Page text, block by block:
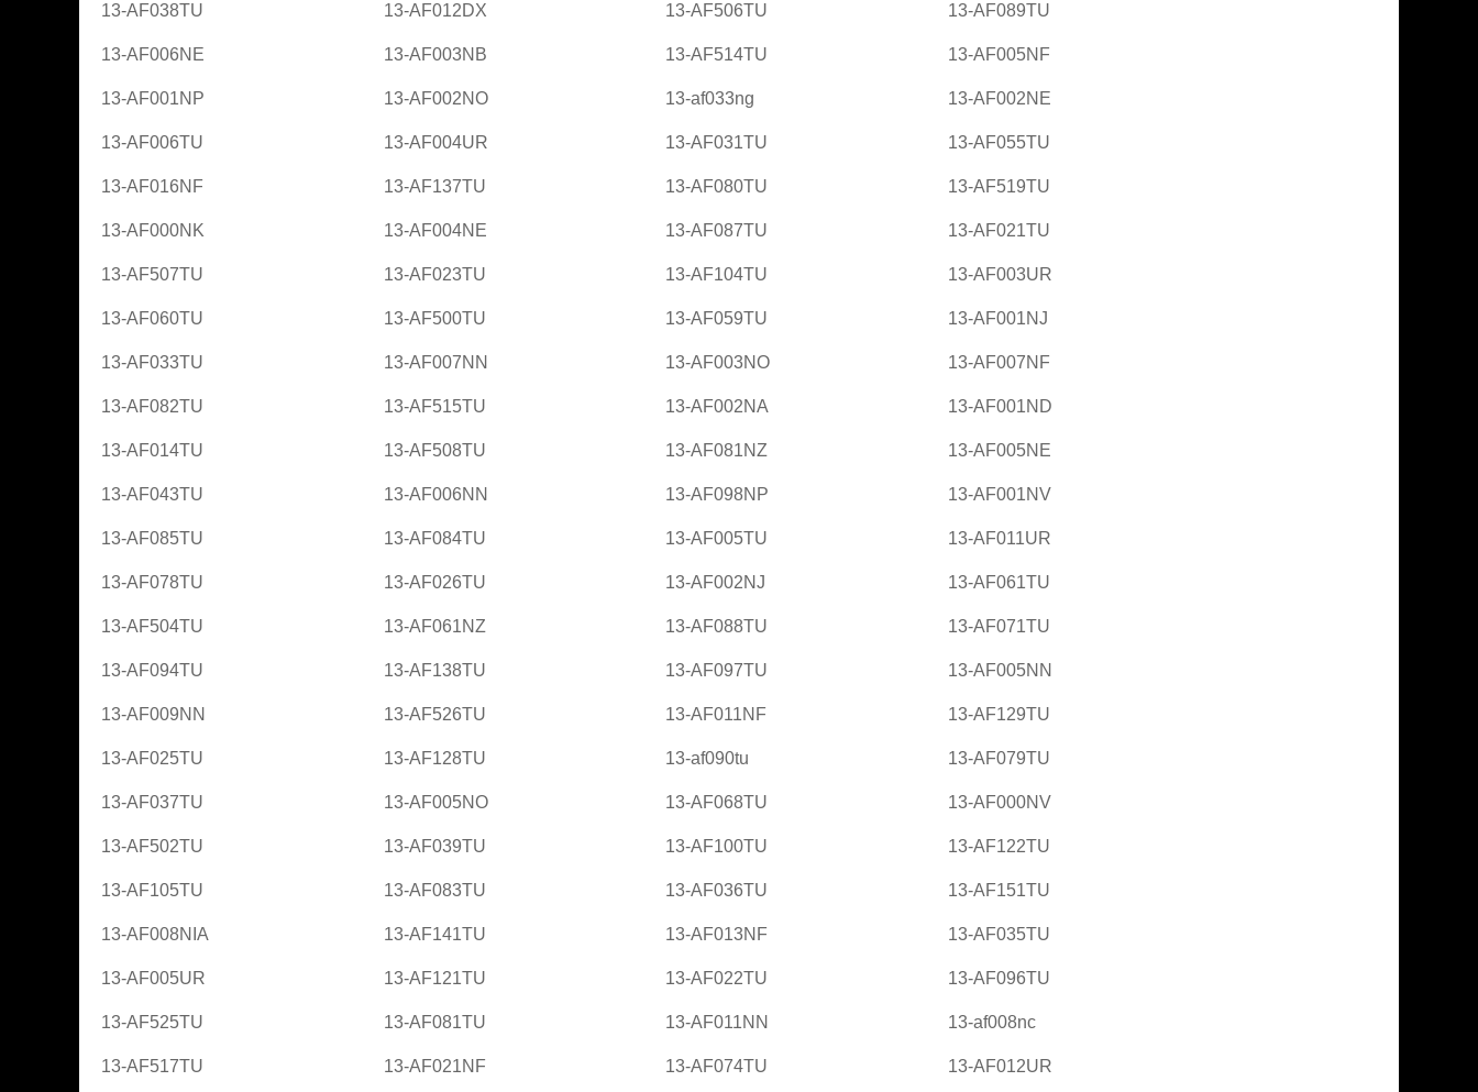
13-AF038TU 13-AF012DX 13-AF506TU 13-AF089TU
13-AF006NE 13-AF003NB 13-AF514TU 13-AF005NF
13-AF001NP 13-AF002NO 13-af033ng 13-AF002NE
13-AF006TU 13-AF004UR 13-AF031TU 13-AF055TU
13-AF016NF 13-AF137TU 13-AF080TU 13-AF519TU
13-AF000NK 13-AF004NE 13-AF087TU 13-AF021TU
13-AF507TU 13-AF023TU 13-AF104TU 13-AF003UR
13-AF060TU 13-AF500TU 13-AF059TU 13-AF001NJ
13-AF033TU 13-AF007NN 13-AF003NO 13-AF007NF
13-AF082TU 13-AF515TU 13-AF002NA 13-AF001ND
13-AF014TU 13-AF508TU 13-AF081NZ 13-AF005NE
13-AF043TU 13-AF006NN 13-AF098NP 13-AF001NV
13-AF085TU 13-AF084TU 13-AF005TU 13-AF011UR
13-AF078TU 13-AF026TU 13-AF002NJ 13-AF061TU
13-AF504TU 13-AF061NZ 13-AF088TU 13-AF071TU
13-AF094TU 13-AF138TU 13-AF097TU 13-AF005NN
13-AF009NN 13-AF526TU 13-AF011NF 13-AF129TU
13-AF025TU 13-AF128TU 13-af090tu 13-AF079TU
13-AF037TU 13-AF005NO 13-AF068TU 13-AF000NV
13-AF502TU 13-AF039TU 13-AF100TU 13-AF122TU
13-AF105TU 13-AF083TU 13-AF036TU 13-AF151TU
13-AF008NIA 13-AF141TU 13-AF013NF 13-AF035TU
13-AF005UR 13-AF121TU 13-AF022TU 13-AF096TU
13-AF525TU 13-AF081TU 13-AF011NN 13-af008nc
13-AF517TU 13-AF021NF 13-AF074TU 13-AF012UR